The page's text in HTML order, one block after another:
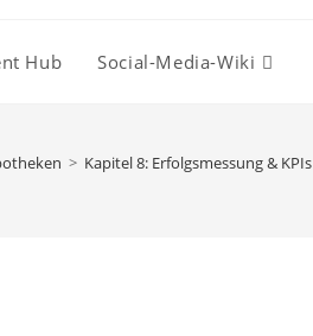
Hub Social-Media-Wiki
> Kapitel 8: Erfolgsmessung & KPIs